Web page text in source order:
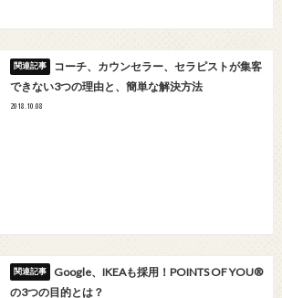
コーチ、カウンセラー、セラピストが集客
できない3つの理由と、簡単な解決方法
2018.10.08
Google、IKEAも採用！POINTS OF YOU®
の3つの目的とは？